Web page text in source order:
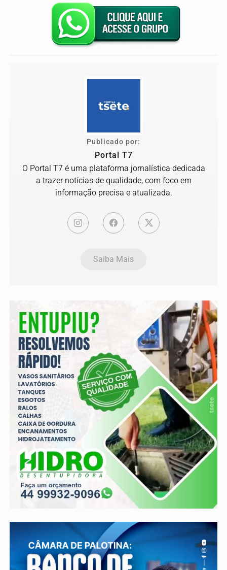
Publicado por:
Portal T7
O Portal T7 é uma plataforma jornalística dedicada
a trazer notícias de qualidade, com foco em
informação precisa e atualizada.
Saiba Mais